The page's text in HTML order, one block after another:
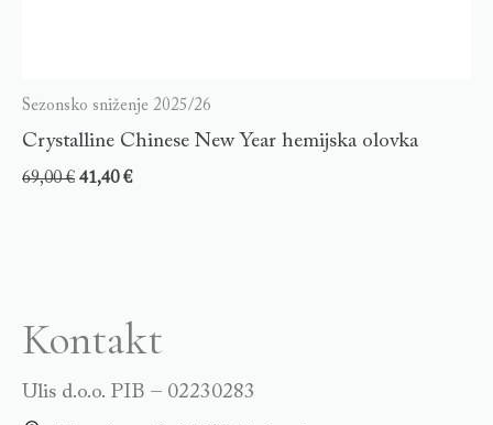
Sezonsko sniženje 2025/26
Crystalline Chinese New Year hemijska olovka
69,00€ 41,40€
Kontakt
Ulis d.o.o. PIB – 02230283